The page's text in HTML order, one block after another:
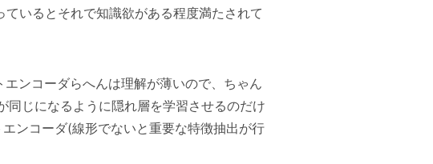
いるとそれで知識欲がある程度満たされて
ンコーダらへんは理解が薄いので、ちゃん
じになるように隠れ層を学習させるのだけ
ンコーダ(線形でないと重要な特徴抽出が行